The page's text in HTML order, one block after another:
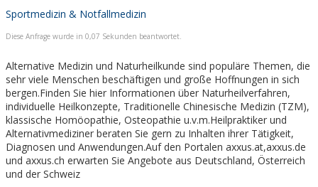
Sportmedizin & Notfallmedizin
Diese Anfrage wurde in 0,07 Sekunden beantwortet.
Alternative Medizin und Naturheilkunde sind populäre Themen, die
sehr viele Menschen beschäftigen und große Hoffnungen in sich
bergen.Finden Sie hier Informationen über Naturheilverfahren,
individuelle Heilkonzepte, Traditionelle Chinesische Medizin (TZM),
klassische Homöopathie, Osteopathie u.v.m.Heilpraktiker und
Alternativmediziner beraten Sie gern zu Inhalten ihrer Tätigkeit,
Diagnosen und Anwendungen.Auf den Portalen axxus.at,axxus.de
und axxus.ch erwarten Sie Angebote aus Deutschland, Österreich
und der Schweiz